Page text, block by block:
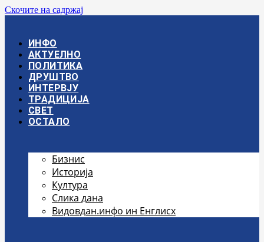
Скочите на садржај
ИНФО
АКТУЕЛНО
ПОЛИТИКА
ДРУШТВО
ИНТЕРВЈУ
ТРАДИЦИЈА
СВЕТ
ОСТАЛО
Бизнис
Историја
Култура
Слика дана
Видовдан.инфо ин Енглисх